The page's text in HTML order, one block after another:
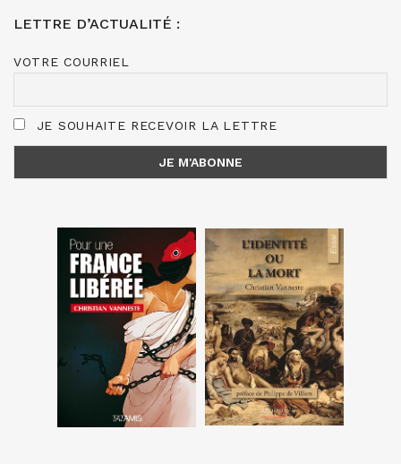
LETTRE D’ACTUALITÉ :
VOTRE COURRIEL
JE SOUHAITE RECEVOIR LA LETTRE